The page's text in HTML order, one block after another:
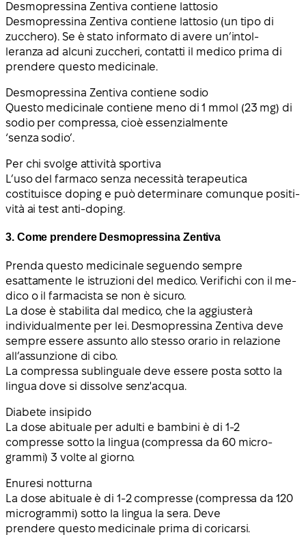
Desmopressina Zentiva contiene lattosio
Desmopressina Zentiva contiene lattosio (un tipo di
zucchero). Se è stato informato di avere un’intol-
leranza ad alcuni zuccheri, contatti il medico prima di
prendere questo medicinale.
Desmopressina Zentiva contiene sodio
Questo medicinale contiene meno di 1 mmol (23 mg) di
sodio per compressa, cioè essenzialmente
‘senza sodio’.
Per chi svolge attività sportiva
L’uso del farmaco senza necessità terapeutica
costituisce doping e può determinare comunque positi-
vità ai test anti-doping.
3. Come prendere Desmopressina Zentiva
Prenda questo medicinale seguendo sempre
esattamente le istruzioni del medico. Verifichi con il me-
dico o il farmacista se non è sicuro.
La dose è stabilita dal medico, che la aggiusterà
individualmente per lei. Desmopressina Zentiva deve
sempre essere assunto allo stesso orario in relazione
all’assunzione di cibo.
La compressa sublinguale deve essere posta sotto la
lingua dove si dissolve senz'acqua.
Diabete insipido
La dose abituale per adulti e bambini è di 1-2
compresse sotto la lingua (compressa da 60 micro-
grammi) 3 volte al giorno.
Enuresi notturna
La dose abituale è di 1-2 compresse (compressa da 120
microgrammi) sotto la lingua la sera. Deve
prendere questo medicinale prima di coricarsi.